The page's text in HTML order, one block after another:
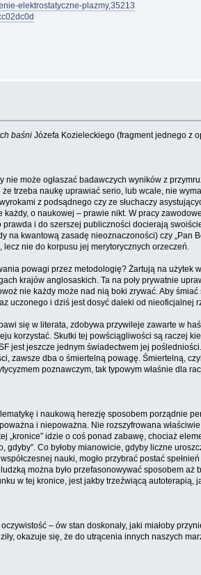
elektrostatyczne-plazmy,35213
baśniJózefa Kozieleckiego (fragment jednego z
może ogłaszać badawczych wyników z
trzeba naukę uprawiać serio, lub wcale, nie
z podsądnego czy ze słuchaczy
o naukowej – prawie nikt. W pracy
i do szerszej publiczności docierają
na kwantową zasadę nieoznaczoności) czy
nie do korpusu jej merytorycznych orzeczeń.
powagi przez metodologię? Żartują na użytek
krajów anglosaskich. Ta na poły prywatnie
nie każdy może nad nią boki zrywać. Aby
uczonego i dziś jest dosyć daleki od nieoficjalnej
się w literata, zdobywa przywileje zawarte w
korzystać. Skutki tej powściągliwości są raczej
jest jeszcze jednym świadectwem jej
zawsze dba o śmiertelną powagę. Śmiertelną,
poznawczym, tak typowym właśnie dla
i naukową herezję sposobem porządnie
i niepoważna. Nie rozszyfrowana
„kronice” idzie o coś ponad zabawę, chociaż
Co byłoby mianowicie, gdyby liczne
nauki, mogło przybrać postać
można było przefasonowywać sposobem
w tej kronice, jest jakby trzeźwiącą autoterapią,
– ów stan doskonały, jaki miałoby
okazuje się, że do utrącenia innych naszych